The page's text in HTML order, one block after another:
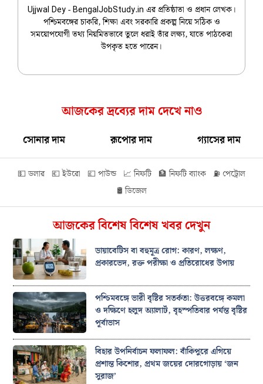
Ujjwal Dey - BengalJobStudy.in এর প্রতিষ্ঠাতা ও প্রধান লেখক।
পশ্চিমবঙ্গের চাকরি, শিক্ষা এবং সরকারি প্রকল্প নিয়ে সঠিক ও
সময়োপযোগী তথ্য নিয়মিতভাবে তুলে ধরাই তাঁর লক্ষ্য, যাতে পাঠকেরা
উপকৃত হতে পারেন।
আজকের দ্রব্যের দাম দেখে নাও
সোনার দাম রূপোর দাম গ্যাসের দাম
💵 ডলার 💶 ইউরো 💷 পাউন্ড 📈 নিফটি 🏦 নিফটি ব্যাংক ⛽ পেট্রোল
🛢️ ডিজেল
আজকের বিশেষ বিশেষ খবর দেখুন
ডায়াবেটিস বা বহুমূত্র রোগ: কারণ, লক্ষণ,
প্রকারভেদ, রক্ত পরীক্ষা ও প্রতিরোধের উপায়
পশ্চিমবঙ্গে ভারী বৃষ্টির সতর্কতা: উত্তরবঙ্গে কমলা
ও দক্ষিণে হলুদ অ্যালার্ট, বৃহস্পতিবার পর্যন্ত বৃষ্টির
পূর্বাভাস
বিহার উপনির্বাচন ফলাফল: বাঁকিপুরে এগিয়ে
প্রশান্ত কিশোর, প্রথম জয়ের দোরগোড়ায় ‘জন
সুরাজ’